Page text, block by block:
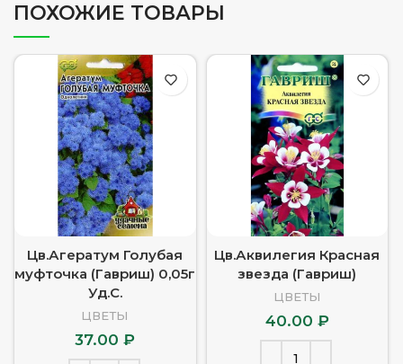
ПОХОЖИЕ ТОВАРЫ
Цв.Агератум Голубая
муфточка (Гавриш) 0,05г
Уд.С.
ЦВЕТЫ
37.00₽
Цв.Аквилегия Красная
звезда (Гавриш)
ЦВЕТЫ
40.00 ₽